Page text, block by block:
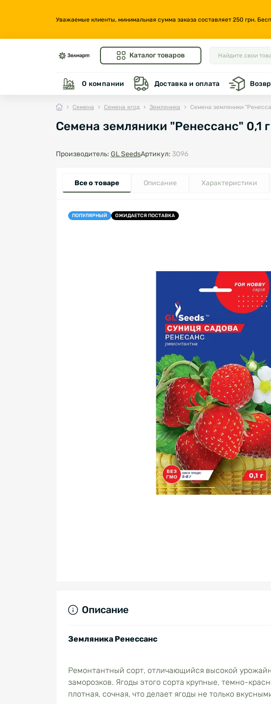
Уважаемые клиенты, минимальная сумма заказа составляет 250 грн.
Каталог товаров
О компании Доставка и оплата
Семена Семена ягод Земляника Семена земляники
Семена земляники "Ренессанс" 0,1 г
Производитель: GL SeedsАртикул: 3096
Все о товаре Описание Характеристики
ПОПУЛЯРНЫЙ ОЖИДАЕТСЯ ПОСТАВКА
Описание
Земляника Ренессанс
Ремонтантный сорт, отличающийся высокой
заморозков. Ягоды этого сорта крупные, темно-
плотная, сочная, что делает ягоды не только